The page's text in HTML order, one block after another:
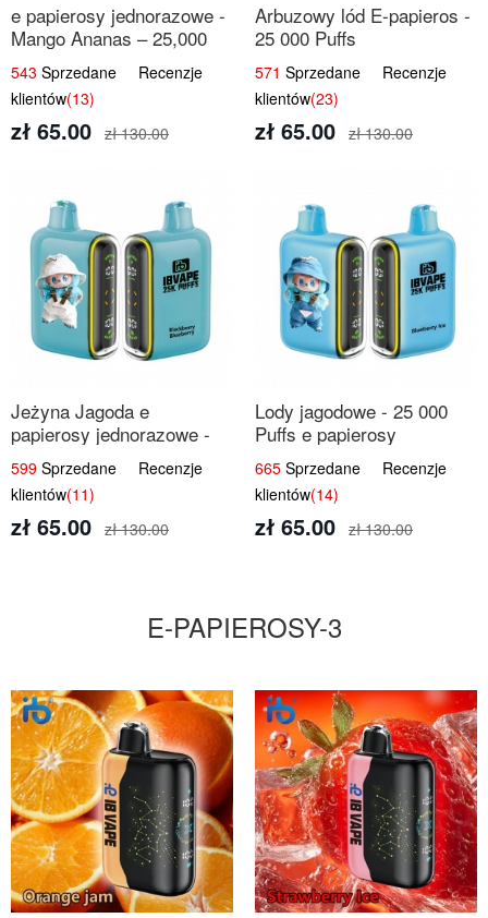
e papierosy jednorazowe -
Mango Ananas – 25,000
Puffs
543 Sprzedane Recenzje
klientów(13)
zł 65.00 zł 130.00
Arbuzowy lód E-papieros -
25 000 Puffs
571 Sprzedane Recenzje
klientów(23)
zł 65.00 zł 130.00
Jeżyna Jagoda e
papierosy jednorazowe -
25 000 Puffs
599 Sprzedane Recenzje
klientów(11)
zł 65.00 zł 130.00
Lody jagodowe - 25 000
Puffs e papierosy
jednorazowe
665 Sprzedane Recenzje
klientów(14)
zł 65.00 zł 130.00
E-PAPIEROSY-3